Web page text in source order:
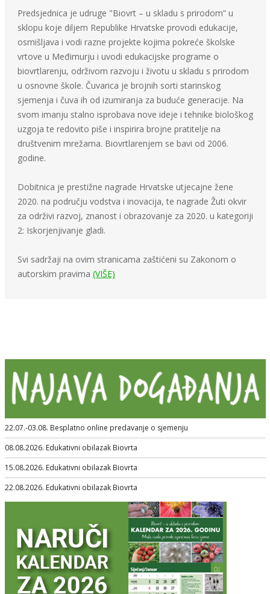
Predsjednica je udruge "Biovrt – u skladu s prirodom” u
sklopu koje diljem Republike Hrvatske provodi edukacije,
osmišljava i vodi razne projekte kojima pokreće školske
vrtove u Međimurju i uvodi edukacijske programe o
biovrtlarenju, održivom razvoju i životu u skladu s prirodom
u osnovne škole. Čuvarica je brojnih sorti starinskog
sjemenja i čuva ih od izumiranja za buduće generacije. Na
svom imanju stalno isprobava nove ideje i tehnike biološkog
uzgoja te redovito piše i inspirira brojne pratitelje na
društvenim mrežama. Biovrtlarenjem se bavi od 2006.
godine.
Dobitnica je prestižne nagrade Hrvatske utjecajne žene
2020. na području vodstva i inovacija, te nagrade Žuti okvir
za održivi razvoj, znanost i obrazovanje za 2020. u kategoriji
2: Iskorjenjivanje gladi.
Svi sadržaji na ovim stranicama zaštićeni su Zakonom o
autorskim pravima (VIŠE)
22.07.-03.08. Besplatno online predavanje o sjemenju
08.08.2026. Edukativni obilazak Biovrta
15.08.2026. Edukativni obilazak Biovrta
22.08.2026. Edukativni obilazak Biovrta